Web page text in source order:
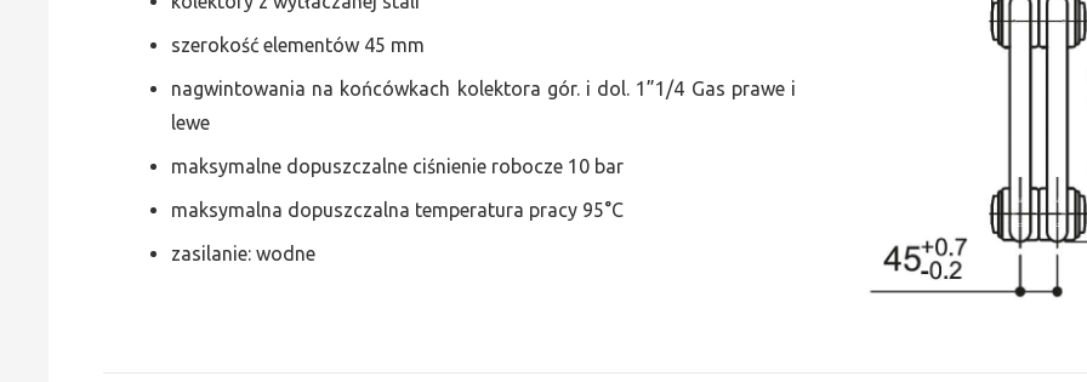
szerokość elementów 45 mm
nagwintowania na końcówkach kolektora gór. i dol. 1”1/4 Gas prawe i
lewe
maksymalne dopuszczalne ciśnienie robocze 10 bar
maksymalna dopuszczalna temperatura pracy 95°C
zasilanie: wodne